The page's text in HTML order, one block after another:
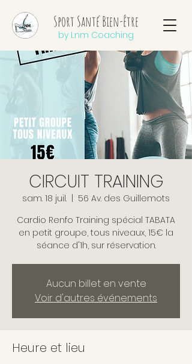
Sport Santé Bien-être
by Lnm Coaching
CIRCUIT TRAINING
sam. 18 juil.
56 Av. des Guillemots
Cardio Renfo Training spécial TABATA
en petit groupe, tous niveaux, 15€ la
séance d'1h, sur réservation.
Aucun billet en vente
Voir d'autres événements
Heure et lieu